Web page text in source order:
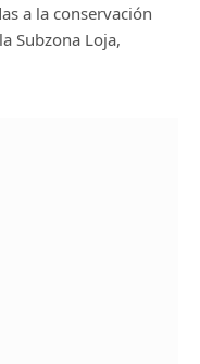
a la conservación
Subzona Loja,